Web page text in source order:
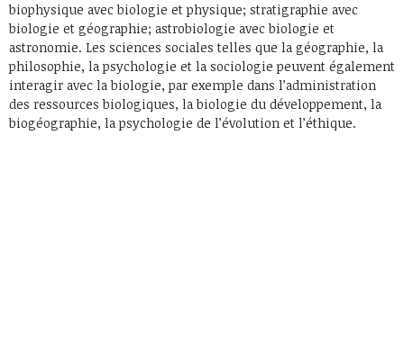
biophysique avec biologie et physique; stratigraphie avec
biologie et géographie; astrobiologie avec biologie et
astronomie. Les sciences sociales telles que la géographie, la
philosophie, la psychologie et la sociologie peuvent également
interagir avec la biologie, par exemple dans l’administration
des ressources biologiques, la biologie du développement, la
biogéographie, la psychologie de l’évolution et l’éthique.